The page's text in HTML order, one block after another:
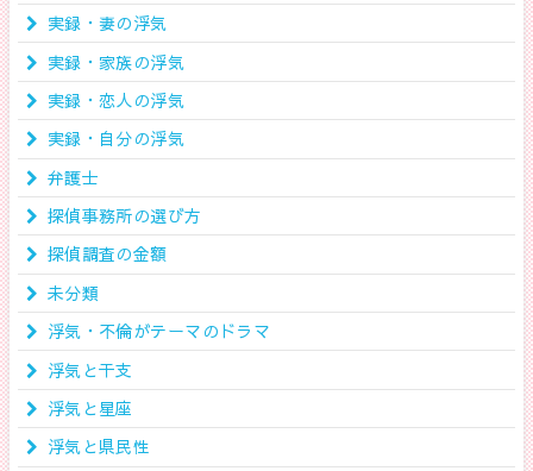
実録・妻の浮気
実録・家族の浮気
実録・恋人の浮気
実録・自分の浮気
弁護士
探偵事務所の選び方
探偵調査の金額
未分類
浮気・不倫がテーマのドラマ
浮気と干支
浮気と星座
浮気と県民性